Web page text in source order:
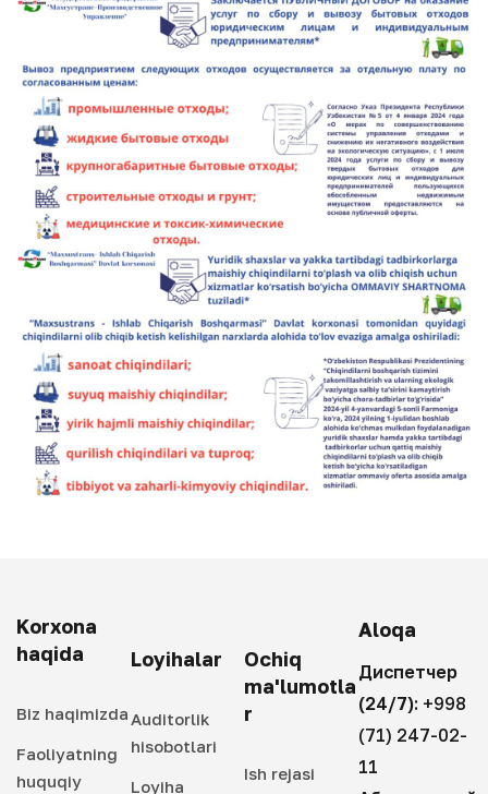
Korxona
haqida
Biz haqimizda
Faoliyatning
huquqiy
Loyihalar
Auditorlik
hisobotlari
Loyiha
Ochiq
ma'lumotla
r
Ish rejasi
Aloqa
Диспетчер
(24/7): +998
(71) 247-02-
11